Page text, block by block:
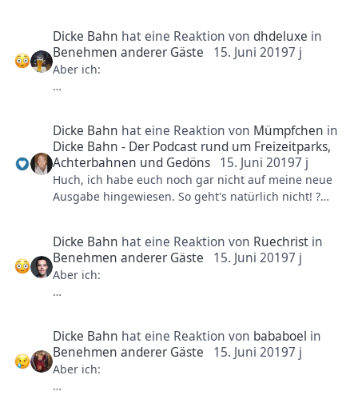
Das fängt damit an, dass man einfach einen
kritischeren Blick auch erst entwickeln kann, wenn
man überhaupt mehrmals einen Park besucht hat
und hört damit auf, dass die emotionale Bindung zu
direkte Umfeld betreffen. Ich wette die Europapark-
Forums sind voll von Beschwerden über französische
Jugendliche, wir bekommen einfach nicht so viel
davon mit.
Vordrängeln bis hin zu Vandalismus. Man sollte
zwischen auffälligem Sozialverhalten und dem
Begehen von Straftaten unterscheiden. Bei ersteren
reicht meines Erachtens die gezielte Ansprache,
Personalfrage. Eine der fachlichen Schulung, aber
natürlich auch eine Präsenzfrage. In jedem Fall eine
bedauerliche Situation, aber spektakuläre
Neuattraktionen und Investionen in die
Dicke Bahn hat eine Reaktion vondhdeluxe in
Benehmen anderer Gäste
15. Juni 20197 j
Aber ich:
Dicke Bahn hat eine Reaktion von Mümpfchen in
Dicke Bahn - Der Podcast rund um Freizeitparks,
Achterbahnen und Gedöns
15. Juni 20197 j
Huch, ich habe euch noch gar nicht auf meine neue
Ausgabe hingewiesen. So geht's natürlich nicht! ?
Dicke Bahn hat eine Reaktion von Ruechrist in
Benehmen anderer Gäste
15. Juni 20197 j
Aber ich:
Dicke Bahn hat eine Reaktion von bababoel in
Benehmen anderer Gäste
15. Juni 20197 j
Aber ich: